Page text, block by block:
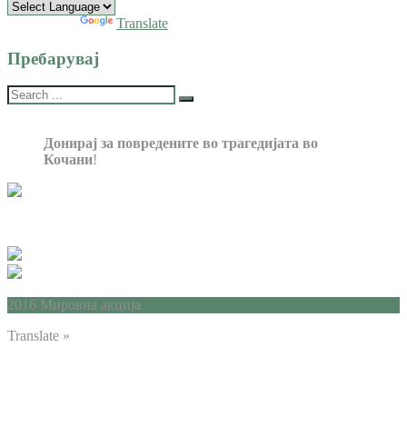
Translate
Пребарувај
Донирај за повредените во трагедијата во
Кочани!
2016 Мировна акција
Translate »